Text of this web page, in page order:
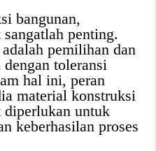
bangunan,
penting.
pemilihan dan
toleransi
hal ini, peran
material konstruksi
diperlukan untuk
keberhasilan proses